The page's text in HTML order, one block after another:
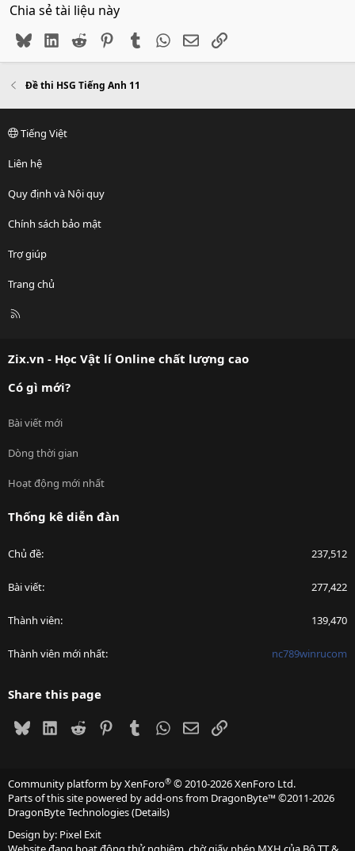
Chia sẻ tài liệu này
BlueskyLinkedIn
Reddit PinterestTumblr WhatsApp
EmailLink
Đề thi HSG Tiếng Anh 11
Tiếng Việt
Liên hệ
Quy định và Nội quy
Chính sách bảo mật
Trợ giúp
Trang chủ
R
Zix.vn - Học Vật lí Online chất lượng cao
Có gì mới?
Bài viết mới
Dòng thời gian
Hoạt động mới nhất
Thống kê diễn đàn
Chủ đề 237,512
Bài viết 277,422
Thành viên 139,470
Thành viên mới nhất nc789winrucom
Share this page
BlueskyLinkedIn
Reddit PinterestTumblrWhatsApp
EmailLink
Community platform by XenForo® © 2010-2026 XenForo Ltd.
Parts of this site powered byadd-ons from DragonByte™©2011-2026
DragonByte Technologies(Details)
Design by: Pixel Exit